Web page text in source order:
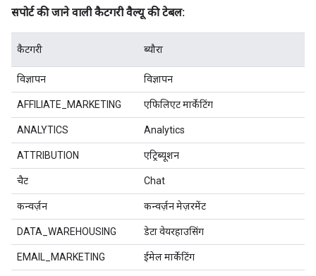
सपोर्ट की जाने वाली कैटगरी वैल्यू की टेबल:
कैटगरी ब्यौरा
विज्ञापन विज्ञापन
AFFILIATE_MARKETING एफिलिएट मार्केटिंग
ANALYTICS Analytics
ATTRIBUTION एट्रिब्यूशन
चैट Chat
कन्वर्ज़न कन्वर्ज़न मेज़रमेंट
DATA_WAREHOUSING डेटा वेयरहाउसिंग
EMAIL_MARKETING ईमेल मार्केटिंग